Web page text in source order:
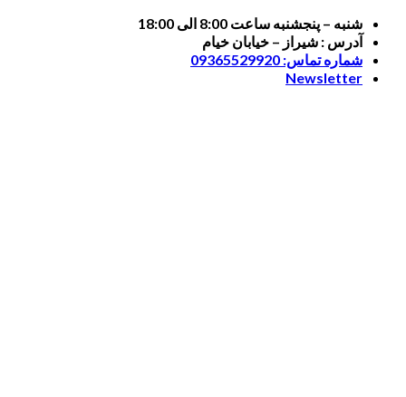
Skip
content
شنبه – پنجشنبه ساعت 8:00 الی 18:00
آدرس : شیراز – خیابان خیام
شماره تماس: 09365529920
Newsletter